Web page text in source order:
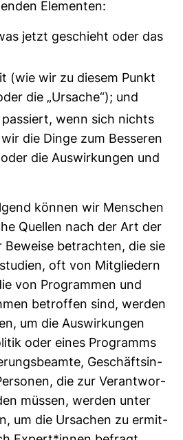
Ele­menten:
jetzt geschieht oder das
(wie wir zu diesem Punkt
die „Ursache“); und
wenn sich nichts
die Dinge zum Besseren
die Auswirkungen und
können wir Men­schen
Quellen nach der Art der
betrachten, die sie
oft von Mit­glie­dern
von Pro­grammen und
betroffen sind, werden
um die Aus­wir­kungen
oder eines Pro­gramms
Geschäfts­in­
die zur Ver­ant­wor­
müssen, werden unter
um die Ursa­chen zu ermit­